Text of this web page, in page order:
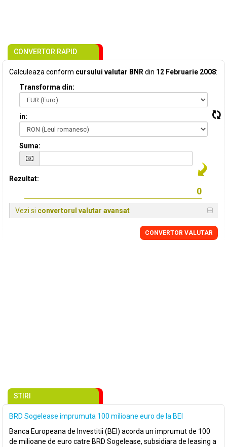
CONVERTOR RAPID
Calculeaza conform cursului valutar BNR din 12 Februarie 2008:
Transforma din:
in:
Suma:
Rezultat:
Vezi si convertorul valutar avansat
CONVERTOR VALUTAR
STIRI
BRD Sogelease imprumuta 100 milioane euro de la BEI
Banca Europeana de Investitii (BEI) acorda un imprumut de 100
de milioane de euro catre BRD Sogelease, subsidiara de leasing a